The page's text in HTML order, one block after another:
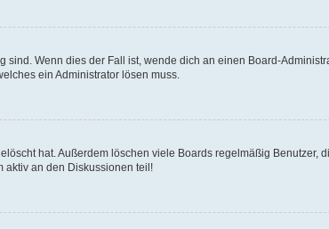
Wenn dies der Fall ist, wende dich an einen Board-
ein Administrator lösen muss.
hat. Außerdem löschen viele Boards regelmäßig Benutzer,
aktiv an den Diskussionen teil!